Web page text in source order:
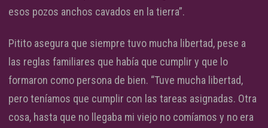
esos pozos anchos cavados en la tierra”.
Pitito asegura que siempre tuvo mucha libertad, pese a
las reglas familiares que había que cumplir y que lo
formaron como persona de bien. “Tuve mucha libertad,
pero teníamos que cumplir con las tareas asignadas. Otra
cosa, hasta que no llegaba mi viejo no comíamos y no era